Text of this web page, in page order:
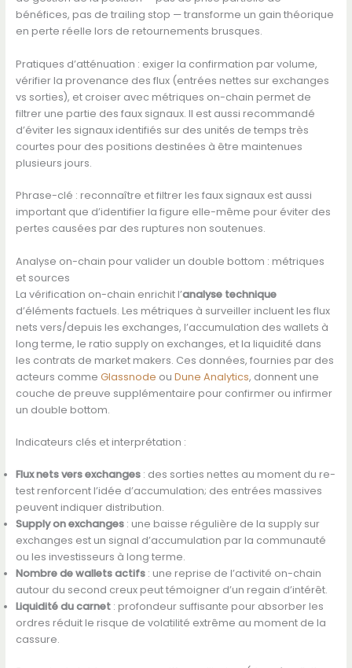
bénéfices, pas de trailing stop — transforme un gain théorique
en perte réelle lors de retournements brusques.
Pratiques d’atténuation : exiger la confirmation par volume,
vérifier la provenance des flux (entrées nettes sur exchanges
vs sorties), et croiser avec métriques on-chain permet de
filtrer une partie des faux signaux. Il est aussi recommandé
d’éviter les signaux identifiés sur des unités de temps très
courtes pour des positions destinées à être maintenues
plusieurs jours.
Phrase-clé : reconnaître et filtrer les faux signaux est aussi
important que d’identifier la figure elle-même pour éviter des
pertes causées par des ruptures non soutenues.
Analyse on-chain pour valider un double bottom : métriques
et sources
La vérification on-chain enrichit l’analyse technique
d’éléments factuels. Les métriques à surveiller incluent les flux
nets vers/depuis les exchanges, l’accumulation des wallets à
long terme, le ratio supply on exchanges, et la liquidité dans
les contrats de market makers. Ces données, fournies par des
acteurs comme Glassnode ou Dune Analytics, donnent une
couche de preuve supplémentaire pour confirmer ou infirmer
un double bottom.
Indicateurs clés et interprétation :
Flux nets vers exchanges: des sorties nettes au moment du re-
test renforcent l’idée d’accumulation; des entrées massives
peuvent indiquer distribution.
Supply on exchanges: une baisse régulière de la supply sur
exchanges est un signal d’accumulation par la communauté
ou les investisseurs à long terme.
Nombre de wallets actifs: une reprise de l’activité on-chain
autour du second creux peut témoigner d’un regain d’intérêt.
Liquidité du carnet: profondeur suffisante pour absorber les
ordres réduit le risque de volatilité extrême au moment de la
cassure.